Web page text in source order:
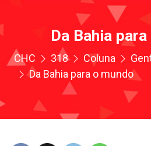
Da Bahia
CHC 318 Coluna
Da Bahia para o mundo